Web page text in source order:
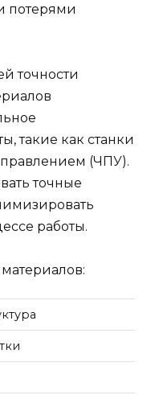
потерями
точности
такие как станки
(ЧПУ).
точные
работы.